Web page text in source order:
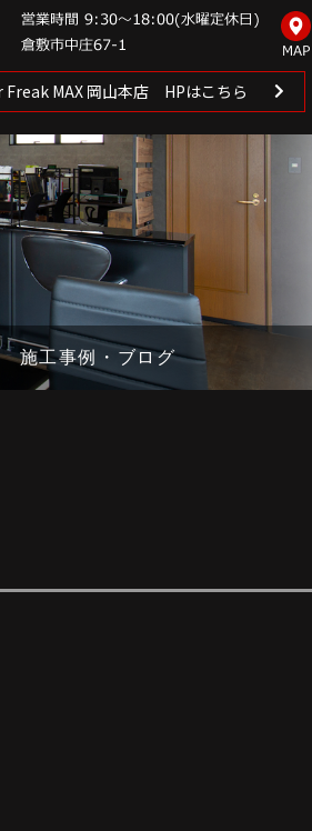
MAX 岡山本店 HPはこちら
施工事例・ブログ